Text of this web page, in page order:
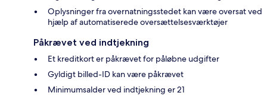
Oplysninger fra overnatningsstedet kan være oversat ved
hjælp af automatiserede oversættelsesværktøjer
Påkrævet ved indtjekning
Et kreditkort er påkrævet for påløbne udgifter
Gyldigt billed-ID kan være påkrævet
Minimumsalder ved indtjekning er 21